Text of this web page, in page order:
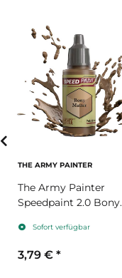
THE ARMY PAINTER
The Army Painter
Speedpaint 2.0 Bony
Sofort verfügbar
3,79 € *